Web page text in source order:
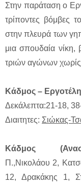
Στην παράταση ο
τρίποντες βόμβες
στην πλευρά των
μια σπουδαία νίκη,
τριών αγώνων χωρίς
Κάδμος –
Δεκάλεπτα:21-18,
Διαιτητες: Σιώκας-
Κάδμος
Π.,Νικολάου 2,
12, Δρακάκης 1,